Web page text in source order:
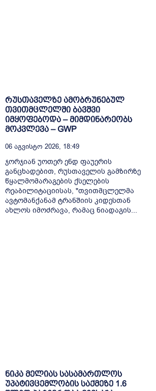
რუსთაველზე ამობრუნებულ
თვითმცლელში ბავშვი
იმყოფებოდა – მიმდინარეობს
მოკვლევა – GWP
06 Აგვისტო 2026, 18:49
ჯორჯიან უოთერ ენდ ფაუერის
განცხადებით, რუსთაველის გამზირზე
წყალმომარაგების ქსელების
რეაბილიტაციისას, "თვითმცლელმა
ავტომანქანამ ტრანშიის კიდესთან
ახლოს იმოძრავა, რამაც ნიადაგის...
ნიკა მელიას სასამართლოს
უპატივცემლობის საქმეზე 1.6